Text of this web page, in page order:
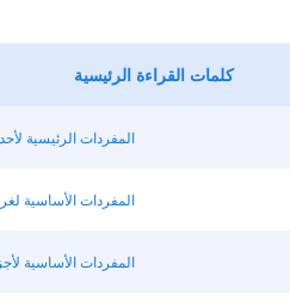
كلمات القراءة الرئيسية
المفردات الرئيسية
المفردات الأساسية
المفردات الأساسية